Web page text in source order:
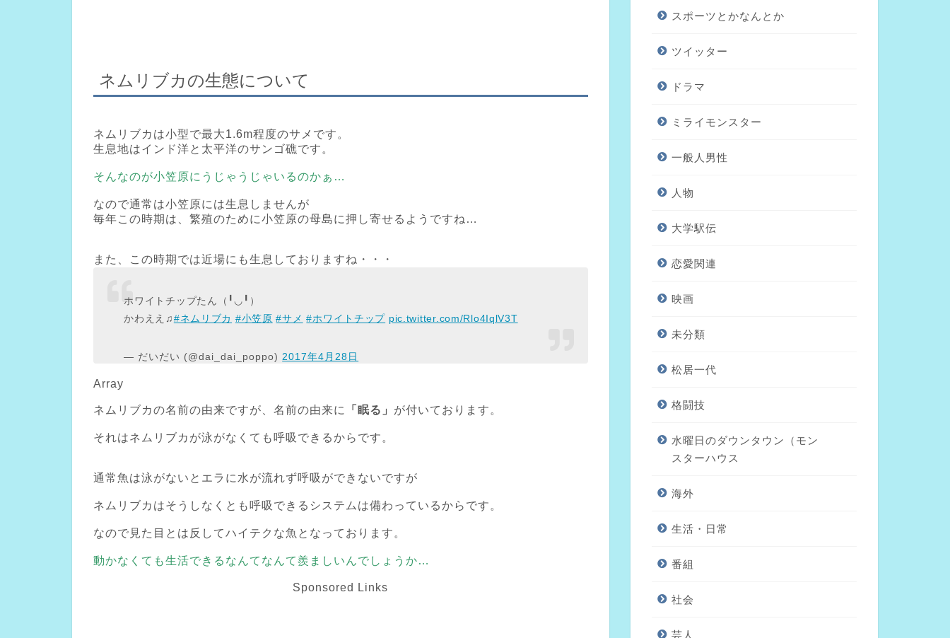
ネムリブカの生態について
ネムリブカは小型で最大1.6m程度のサメです。
生息地はインド洋と太平洋のサンゴ礁です。
そんなのが小笠原にうじゃうじゃいるのかぁ…
なので通常は小笠原には生息しませんが
毎年この時期は、繁殖のために小笠原の母島に押し寄せるようですね…
また、この時期では近場にも生息しておりますね・・・
ホワイトチップたん（╹◡╹）
かわええ♫#ネムリブカ #小笠原 #サメ #ホワイトチップ pic.twitter.com/Rlo4IqlV3T
— だいだい (@dai_dai_poppo) 2017年4月28日
Array
ネムリブカの名前の由来ですが、名前の由来に 「眠る」 が付いております。
それはネムリブカが泳がなくても呼吸できるからです。
通常魚は泳がないとエラに水が流れず呼吸ができないですが
ネムリブカはそうしなくとも呼吸できるシステムは備わっているからです。
なので見た目とは反してハイテクな魚となっております。
動かなくても生活できるなんてなんて羨ましいんでしょうか…
Sponsored Links
スポーツとかなんとか
ツイッター
ドラマ
ミライモンスター
一般人男性
人物
大学駅伝
恋愛関連
映画
未分類
松居一代
格闘技
水曜日のダウンタウン（モン
スターハウス
海外
生活・日常
番組
社会
芸人